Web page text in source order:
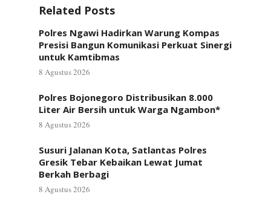
Related Posts
Polres Ngawi Hadirkan Warung Kompas
Presisi Bangun Komunikasi Perkuat Sinergi
untuk Kamtibmas
8 Agustus 2026
Polres Bojonegoro Distribusikan 8.000
Liter Air Bersih untuk Warga Ngambon*
8 Agustus 2026
Susuri Jalanan Kota, Satlantas Polres
Gresik Tebar Kebaikan Lewat Jumat
Berkah Berbagi
8 Agustus 2026